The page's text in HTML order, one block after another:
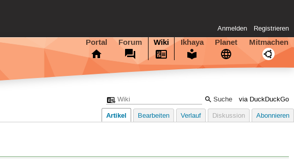
Anmelden Registrieren
Portal Forum Wiki Ikhaya Planet Mitmachen
via DuckDuckGo
Artikel Bearbeiten Verlauf Diskussion Abonnieren